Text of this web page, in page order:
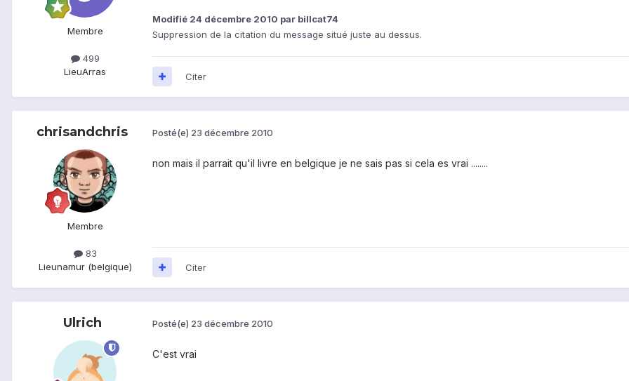
Membre
499
LieuArras
Modifié 24 décembre 2010 par billcat74
Suppression de la citation du message situé juste au dessus.
Citer
chrisandchris
Membre
83
Lieunamur (belgique)
Posté(e) 23 décembre 2010
non mais il parrait qu'il livre en belgique je ne sais pas si cela es vrai ........
Citer
Ulrich Posté(e) 23 décembre 2010
C'est vrai